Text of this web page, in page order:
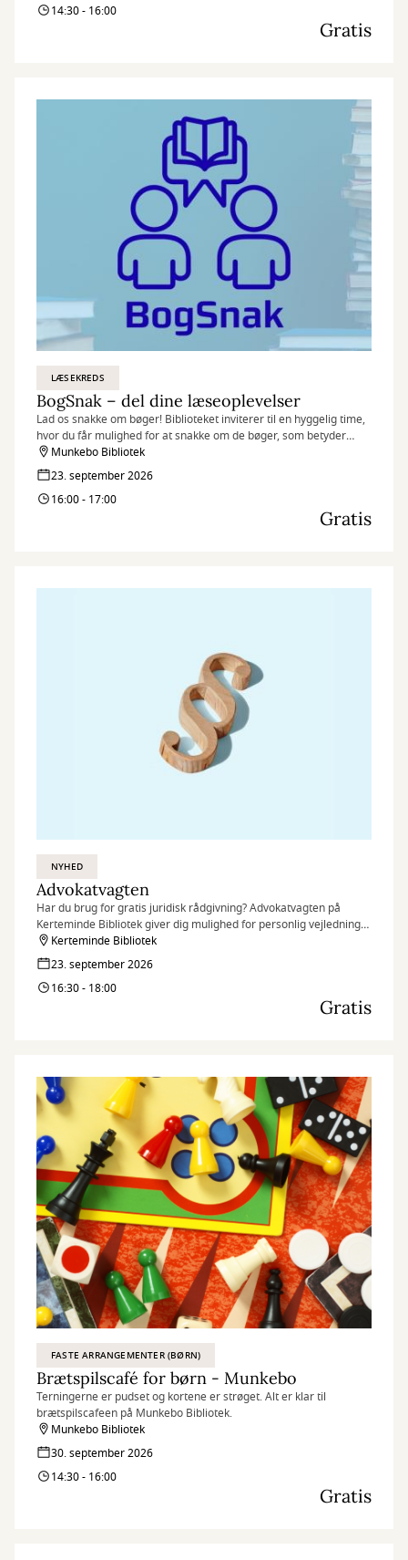
14:30 - 16:00
Gratis
LÆSEKREDS
BogSnak – del dine læseoplevelser
Lad os snakke om bøger! Biblioteket inviterer til en hyggelig time,
hvor du får mulighed for at snakke om de bøger, som betyder
noget for dig.
Munkebo Bibliotek
23. september 2026
16:00 - 17:00
Gratis
NYHED
Advokatvagten
Har du brug for gratis juridisk rådgivning? Advokatvagten på
Kerteminde Bibliotek giver dig mulighed for personlig vejledning
af en frivillig advokat – hurtigt, nemt og uden omkostninger.
Kerteminde Bibliotek
23. september 2026
16:30 - 18:00
Gratis
FASTE ARRANGEMENTER (BØRN)
Brætspilscafé for børn - Munkebo
Terningerne er pudset og kortene er strøget. Alt er klar til
brætspilscafeen på Munkebo Bibliotek.
Munkebo Bibliotek
30. september 2026
14:30 - 16:00
Gratis